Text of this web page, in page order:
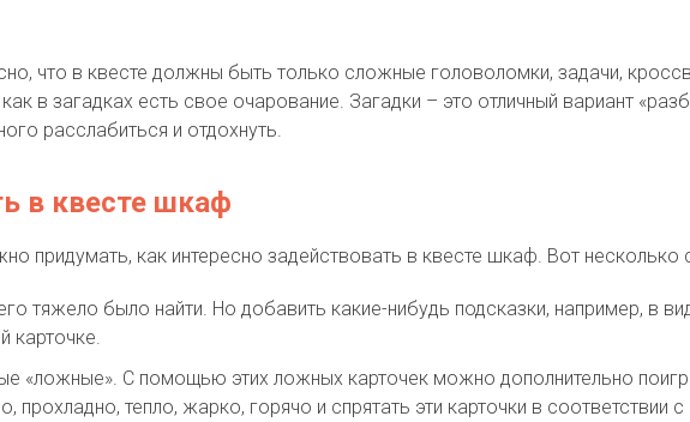
что в квесте должны быть только сложные головоломки, задачи,
в загадках есть свое очарование. Загадки – это отличный вариант
расслабиться и отдохнуть.
в квесте шкаф
придумать, как интересно задействовать в квесте шкаф. Вот несколько
тяжело было найти. Но добавить какие-нибудь подсказки, например, в
карточке.
«ложные». С помощью этих ложных карточек можно дополнительно
прохладно, тепло, жарко, горячо и спрятать эти карточки в соответствии